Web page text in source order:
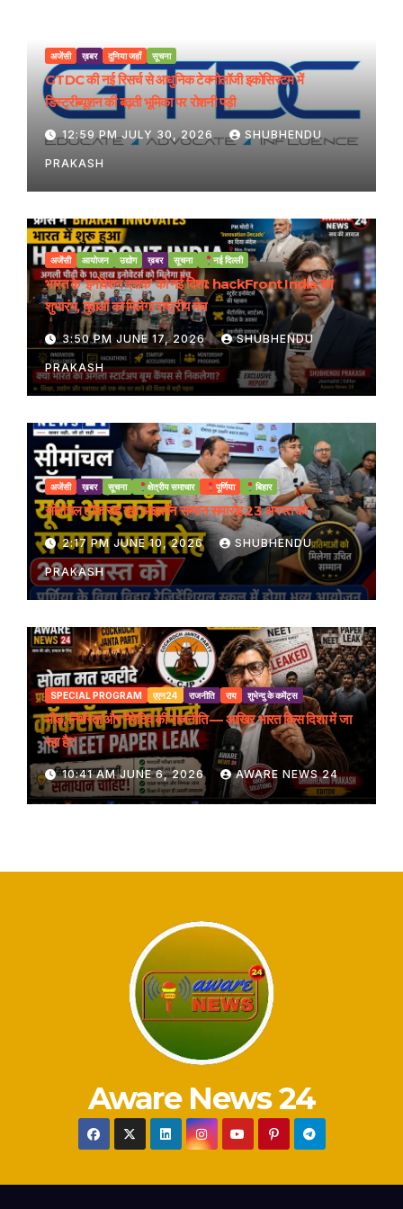
अजेंसी ख़बर दुनिया जहाँ सूचना
GTDC की नई रिसर्च से आधुनिक टेक्नोलॉजी इकोसिस्टम में
डिस्ट्रीब्यूशन की बढ़ती भूमिका पर रोशनी पड़ी
12:59 PM JULY 30, 2026 SHUBHENDU
PRAKASH
अजेंसी आयोजन उद्योग ख़बर सूचना नई दिल्ली
भारत के ‘इनोवेशन दशक’ को नई दिशा: hackFront India का
शुभारंभ, युवाओं को मिलेगा राष्ट्रीय मंच
3:50 PM JUNE 17, 2026 SHUBHENDU
PRAKASH
अजेंसी ख़बर सूचना क्षेत्रीय समाचार पूर्णिया बिहार
सीमांचल टॉक सह यूथ आइकॉन सम्मान समारोह 23 अगस्त को
2:17 PM JUNE 10, 2026 SHUBHENDU
PRAKASH
SPECIAL PROGRAM एएन24 राजनीति राय शुभेन्दु के कमेंट्स
भीड़, निर्भरता और नैरेटिव की राजनीति — आखिर भारत किस दिशा में जा
रहा है?
10:41 AM JUNE 6, 2026 AWARE NEWS 24
Aware News 24